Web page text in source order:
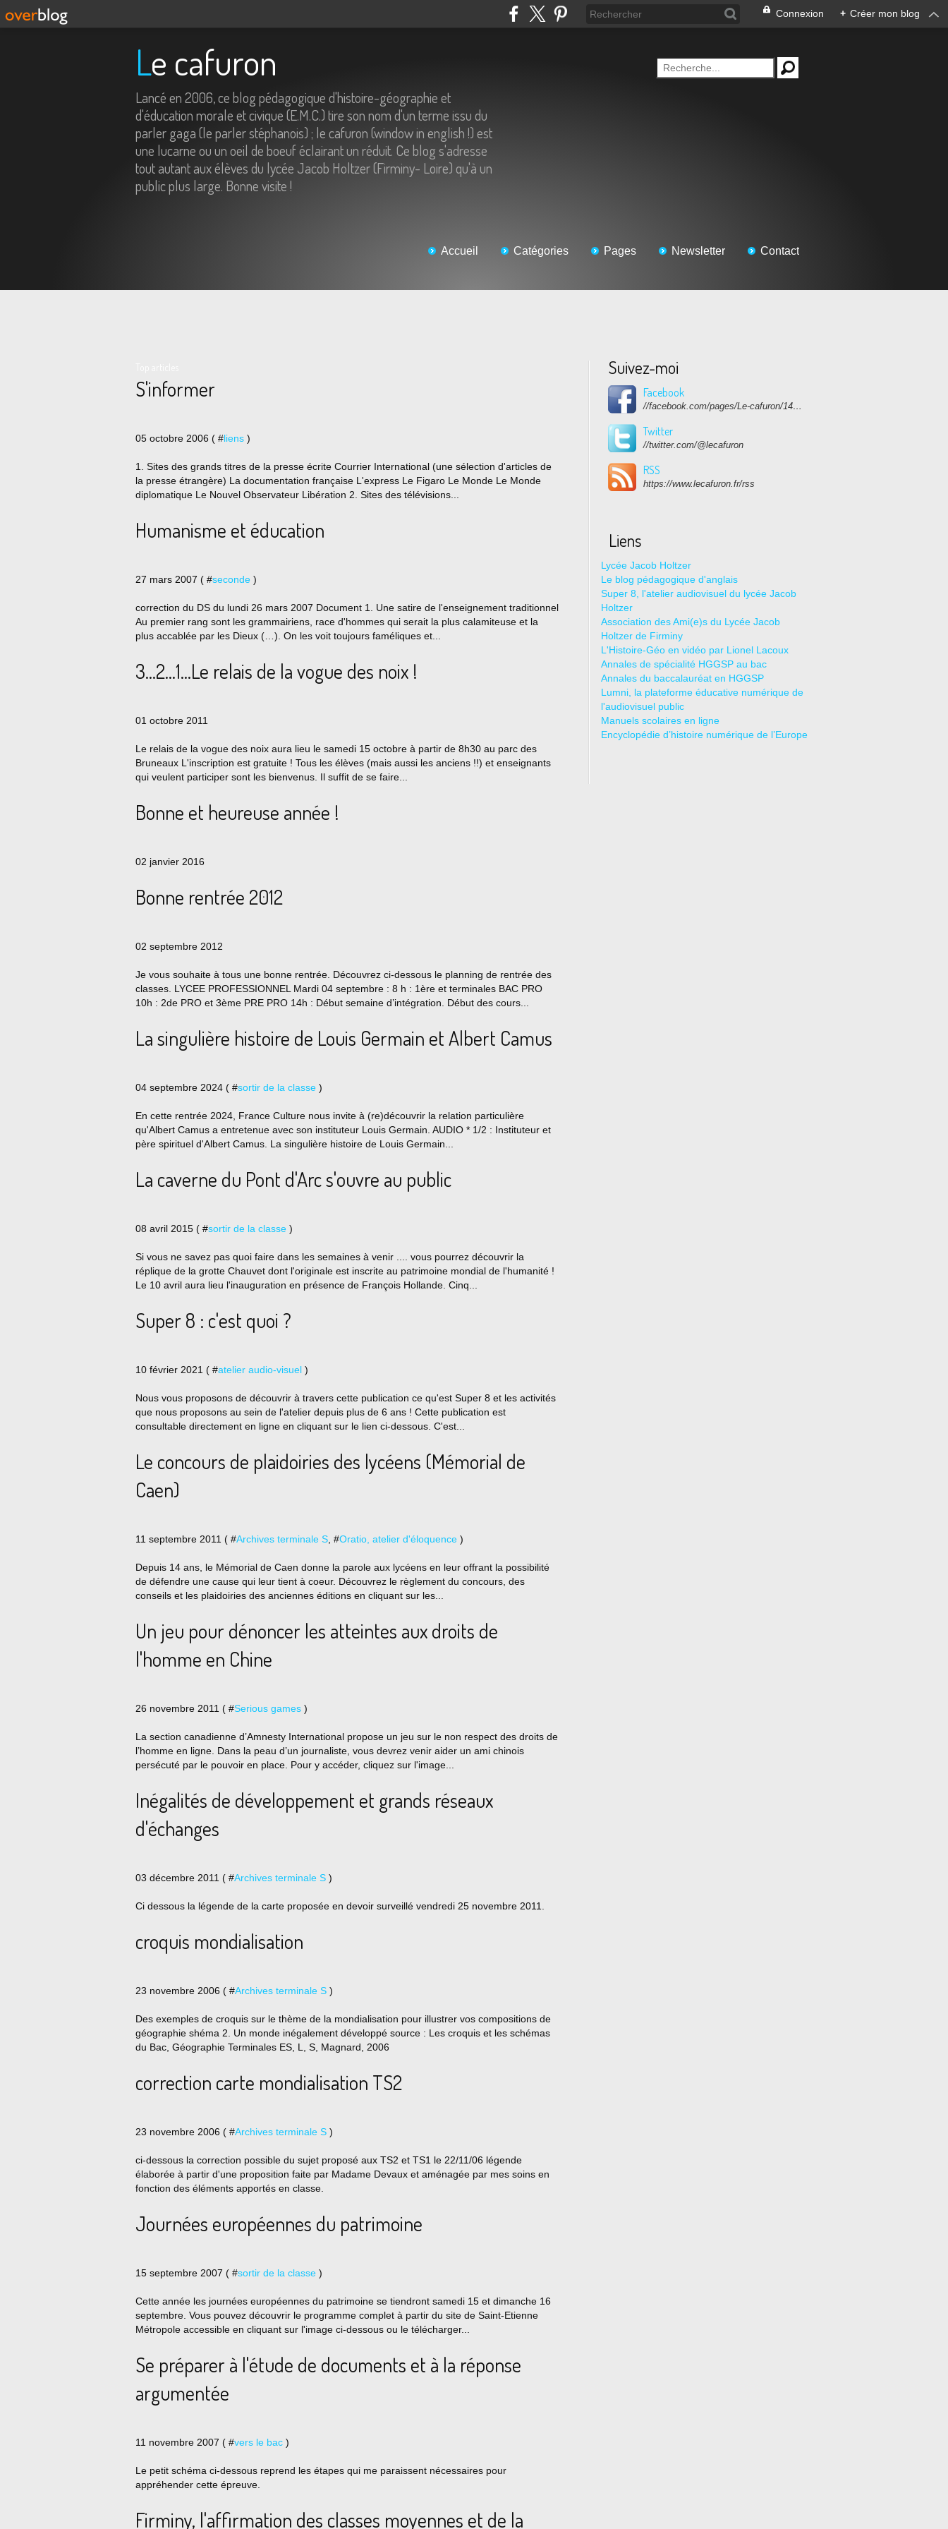
Connexion + Créer mon blog
Le cafuron
Lancé en 2006, ce blog pédagogique d'histoire-géographie et
d'éducation morale et civique (E.M.C.) tire son nom d'un terme issu du
parler gaga (le parler stéphanois) ; le cafuron (window in english !) est
une lucarne ou un oeil de boeuf éclairant un réduit. Ce blog s'adresse
tout autant aux élèves du lycée Jacob Holtzer (Firminy- Loire) qu'à un
public plus large. Bonne visite !
Accueil Catégories Pages Newsletter Contact
S'informer
05 octobre 2006 ( #liens )
1. Sites des grands titres de la presse écrite Courrier International (une sélection d'articles de
la presse étrangère) La documentation française L'express Le Figaro Le Monde Le Monde
diplomatique Le Nouvel Observateur Libération 2. Sites des télévisions...
Humanisme et éducation
27 mars 2007 ( #seconde )
correction du DS du lundi 26 mars 2007 Document 1. Une satire de l'enseignement traditionnel
Au premier rang sont les grammairiens, race d'hommes qui serait la plus calamiteuse et la
plus accablée par les Dieux (…). On les voit toujours faméliques et...
3...2...1...Le relais de la vogue des noix !
01 octobre 2011
Le relais de la vogue des noix aura lieu le samedi 15 octobre à partir de 8h30 au parc des
Bruneaux L'inscription est gratuite ! Tous les élèves (mais aussi les anciens !!) et enseignants
qui veulent participer sont les bienvenus. Il suffit de se faire...
Bonne et heureuse année !
02 janvier 2016
Bonne rentrée 2012
02 septembre 2012
Je vous souhaite à tous une bonne rentrée. Découvrez ci-dessous le planning de rentrée des
classes. LYCEE PROFESSIONNEL Mardi 04 septembre : 8 h : 1ère et terminales BAC PRO
10h : 2de PRO et 3ème PRE PRO 14h : Début semaine d’intégration. Début des cours...
La singulière histoire de Louis Germain et Albert Camus
04 septembre 2024 ( #sortir de la classe )
En cette rentrée 2024, France Culture nous invite à (re)découvrir la relation particulière
qu'Albert Camus a entretenue avec son instituteur Louis Germain. AUDIO * 1/2 : Instituteur et
père spirituel d'Albert Camus. La singulière histoire de Louis Germain...
La caverne du Pont d'Arc s'ouvre au public
08 avril 2015 ( #sortir de la classe )
Si vous ne savez pas quoi faire dans les semaines à venir .... vous pourrez découvrir la
réplique de la grotte Chauvet dont l'originale est inscrite au patrimoine mondial de l'humanité !
Le 10 avril aura lieu l'inauguration en présence de François Hollande. Cinq...
Super 8 : c'est quoi ?
10 février 2021 ( #atelier audio-visuel )
Nous vous proposons de découvrir à travers cette publication ce qu'est Super 8 et les activités
que nous proposons au sein de l'atelier depuis plus de 6 ans ! Cette publication est
consultable directement en ligne en cliquant sur le lien ci-dessous. C'est...
Le concours de plaidoiries des lycéens (Mémorial de
Caen)
11 septembre 2011 ( #Archives terminale S , #Oratio, atelier d'éloquence )
Depuis 14 ans, le Mémorial de Caen donne la parole aux lycéens en leur offrant la possibilité
de défendre une cause qui leur tient à coeur. Découvrez le règlement du concours, des
conseils et les plaidoiries des anciennes éditions en cliquant sur les...
Un jeu pour dénoncer les atteintes aux droits de
l'homme en Chine
26 novembre 2011 ( #Serious games )
La section canadienne d’Amnesty International propose un jeu sur le non respect des droits de
l’homme en ligne. Dans la peau d’un journaliste, vous devrez venir aider un ami chinois
persécuté par le pouvoir en place. Pour y accéder, cliquez sur l'image...
Inégalités de développement et grands réseaux
d'échanges
03 décembre 2011 ( #Archives terminale S )
Ci dessous la légende de la carte proposée en devoir surveillé vendredi 25 novembre 2011.
croquis mondialisation
23 novembre 2006 ( #Archives terminale S )
Des exemples de croquis sur le thème de la mondialisation pour illustrer vos compositions de
géographie shéma 2. Un monde inégalement développé source : Les croquis et les schémas
du Bac, Géographie Terminales ES, L, S, Magnard, 2006
correction carte mondialisation TS2
23 novembre 2006 ( #Archives terminale S )
ci-dessous la correction possible du sujet proposé aux TS2 et TS1 le 22/11/06 légende
élaborée à partir d'une proposition faite par Madame Devaux et aménagée par mes soins en
fonction des éléments apportés en classe.
Journées européennes du patrimoine
15 septembre 2007 ( #sortir de la classe )
Cette année les journées européennes du patrimoine se tiendront samedi 15 et dimanche 16
septembre. Vous pouvez découvrir le programme complet à partir du site de Saint-Etienne
Métropole accessible en cliquant sur l'image ci-dessous ou le télécharger...
Se préparer à l'étude de documents et à la réponse
argumentée
11 novembre 2007 ( #vers le bac )
Le petit schéma ci-dessous reprend les étapes qui me paraissent nécessaires pour
appréhender cette épreuve.
Firminy, l'affirmation des classes moyennes et de la
Suivez-moi
Facebook
//facebook.com/pages/Le-cafuron/1415682768741632
Twitter
//twitter.com/@lecafuron
RSS
https://www.lecafuron.fr/rss
Liens
Lycée Jacob Holtzer
Le blog pédagogique d'anglais
Super 8, l'atelier audiovisuel du lycée Jacob
Holtzer
Association des Ami(e)s du Lycée Jacob
Holtzer de Firminy
L'Histoire-Géo en vidéo par Lionel Lacoux
Annales de spécialité HGGSP au bac
Annales du baccalauréat en HGGSP
Lumni, la plateforme éducative numérique de
l'audiovisuel public
Manuels scolaires en ligne
Encyclopédie d’histoire numérique de l’Europe